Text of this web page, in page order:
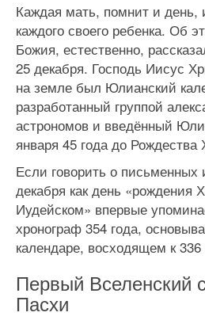
Каждая мать, помнит и день,
каждого своего ребенка. Об
Божия, естественно,
25 декабря. Господь Иисус
на земле был Юлианский
разработанный группой
астрономов и введённый
января 45 года до Рождества
Если говорить о письменных
декабря как день
Иудейском» впервые
хронограф 354 года,
календаре, восходящем к 336
Первый Вселенский
Пасхи